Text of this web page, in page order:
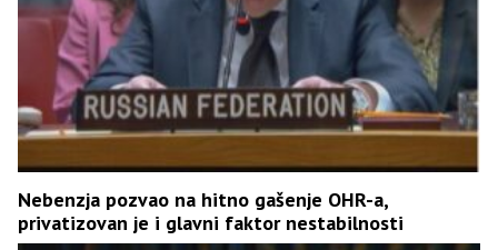
Nebenzja pozvao na hitno gašenje OHR-a,
privatizovan je i glavni faktor nestabilnosti